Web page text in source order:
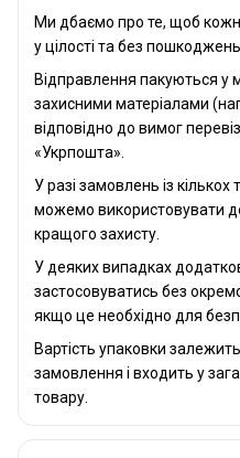
Ми дбаємо про те, щоб
у цілості та без пошкоджень.
Відправлення пакуються у
захисними матеріалами
відповідно до вимог
«Укрпошта».
У разі замовлень із кількох
можемо використовувати
кращого захисту.
У деяких випадках
застосовуватись без
якщо це необхідно для
Вартість упаковки
замовлення і входить у
товару.